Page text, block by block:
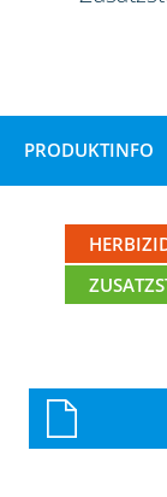
PRODUKTINFO